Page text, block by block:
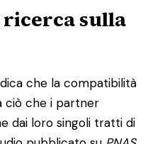
ricerca sulla
che la compatibilità
ciò che i partner
dai loro singoli tratti di